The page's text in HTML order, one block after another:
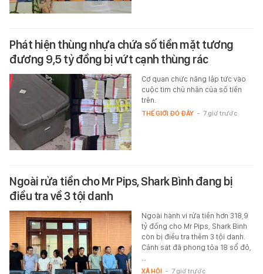
Phát hiện thùng nhựa chứa số tiền mặt tương
đương 9,5 tỷ đồng bị vứt cạnh thùng rác
Cơ quan chức năng lập tức vào
cuộc tìm chủ nhân của số tiền
trên.
THẾ GIỚI ĐÓ ĐÂY - 7 giờ trước
Ngoài rửa tiền cho Mr Pips, Shark Bình đang bị
điều tra về 3 tội danh
Ngoài hành vi rửa tiền hơn 318,9
tỷ đồng cho Mr Pips, Shark Bình
còn bị điều tra thêm 3 tội danh.
Cảnh sát đã phong tỏa 18 sổ đỏ,
…
XÃ HỘI - 7 giờ trước